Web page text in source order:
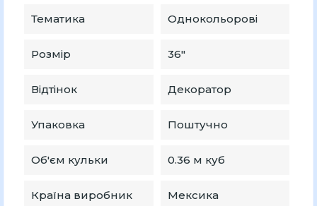
Тематика
Однокольорові
Розмір 36″
Відтінок Декоратор
Упаковка Поштучно
Об'єм кульки 0.36 м куб
Країна виробник Мексика